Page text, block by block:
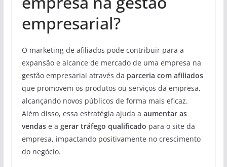
empresarial?
O marketing de afiliados pode contribuir para a
expansão e alcance de mercado de uma empresa na
gestão empresarial através da parceria com afiliados
que promovem os produtos ou serviços da empresa,
alcançando novos públicos de forma mais eficaz.
Além disso, essa estratégia ajuda a aumentar as
vendase a gerar tráfego qualificado para o site da
empresa, impactando positivamente no crescimento
do negócio.